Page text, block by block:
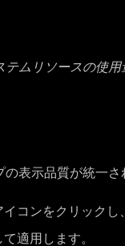
ムリソースの使
表示品質が統一
コンをクリックし、
適用します。